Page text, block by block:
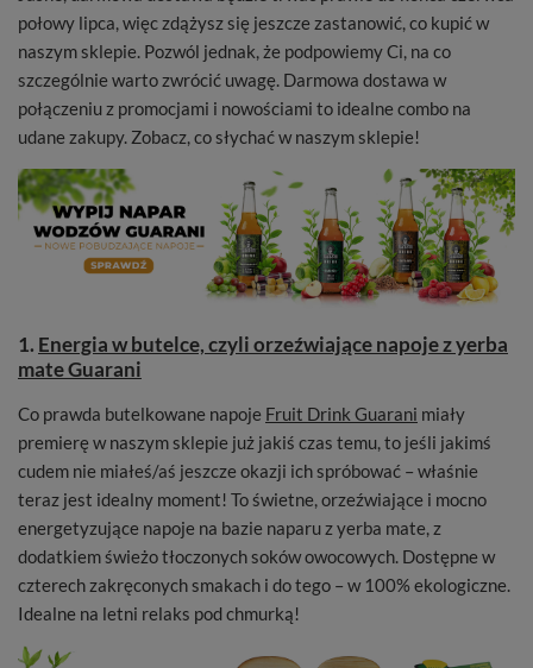
połowy lipca, więc zdążysz się jeszcze zastanowić, co kupić w
naszym sklepie. Pozwól jednak, że podpowiemy Ci, na co
szczególnie warto zwrócić uwagę. Darmowa dostawa w
połączeniu z promocjami i nowościami to idealne combo na
udane zakupy. Zobacz, co słychać w naszym sklepie!
1. Energia w butelce, czyli orzeźwiające napoje z yerba
mate Guarani
Co prawda butelkowane napoje Fruit Drink Guarani miały
premierę w naszym sklepie już jakiś czas temu, to jeśli jakimś
cudem nie miałeś/aś jeszcze okazji ich spróbować – właśnie
teraz jest idealny moment! To świetne, orzeźwiające i mocno
energetyzujące napoje na bazie naparu z yerba mate, z
dodatkiem świeżo tłoczonych soków owocowych. Dostępne w
czterech zakręconych smakach i do tego – w 100% ekologiczne.
Idealne na letni relaks pod chmurką!